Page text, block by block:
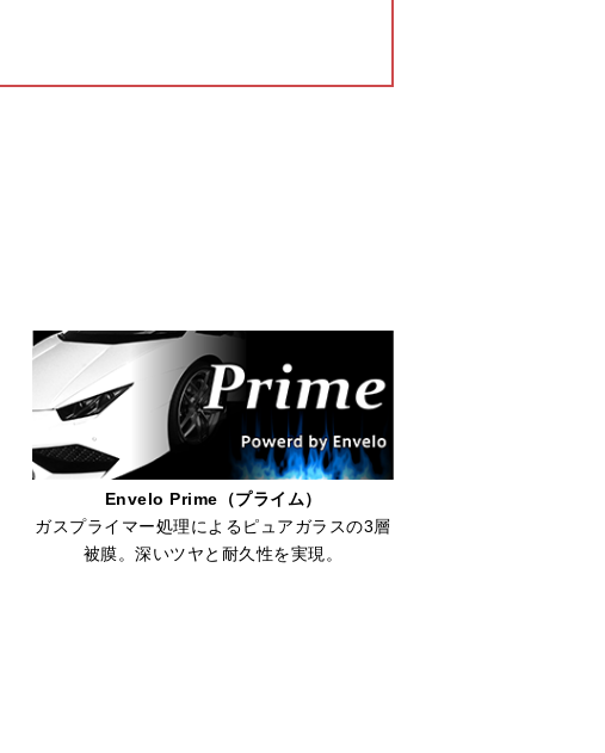
Envelo Prime（プライム）
ガスプライマー処理によるピュアガラスの3層
被膜。深いツヤと耐久性を実現。